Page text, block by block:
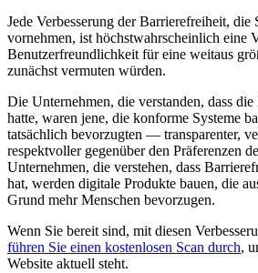
Jede Verbesserung der Barrierefreiheit, die
vornehmen, ist höchstwahrscheinlich eine
Benutzerfreundlichkeit für eine weitaus
zunächst vermuten würden.
Die Unternehmen, die verstanden, dass
hatte, waren jene, die konforme Systeme
tatsächlich bevorzugten — transparenter,
respektvoller gegenüber den Präferenzen
Unternehmen, die verstehen, dass
hat, werden digitale Produkte bauen, die
Grund mehr Menschen bevorzugen.
Wenn Sie bereit sind, mit diesen
führen Sie einen kostenlosen Scan durch,
Website aktuell steht.